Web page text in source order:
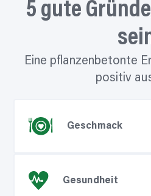
5 gute
Eine pflanzenbetonte
positiv
Geschmack
Gesundheit